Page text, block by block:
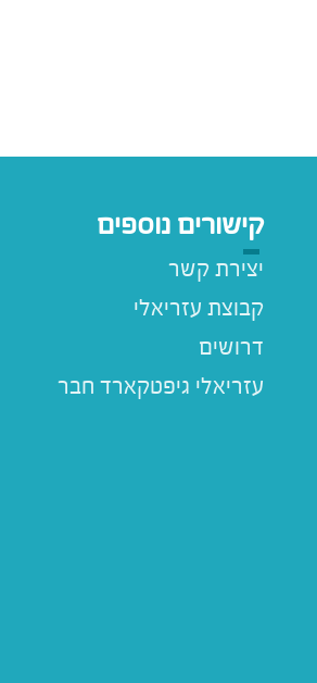
קישורים נוספים
יצירת קשר
קבוצת עזריאלי
דרושים